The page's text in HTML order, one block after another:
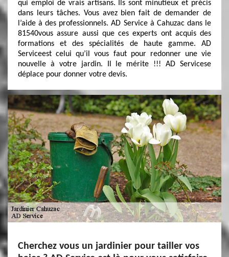
qui emploi de vrais artisans. Ils sont minutieux et précis
dans leurs tâches. Vous avez bien fait de demander de
l’aide à des professionnels. AD Service à Cahuzac dans le
81540vous assure aussi que ces experts ont acquis des
formations et des spécialités de haute gamme. AD
Serviceest celui qu’il vous faut pour redonner une vie
nouvelle à votre jardin. Il le mérite !!! AD Servicese
déplace pour donner votre devis.
Cherchez vous un jardinier pour tailler vos